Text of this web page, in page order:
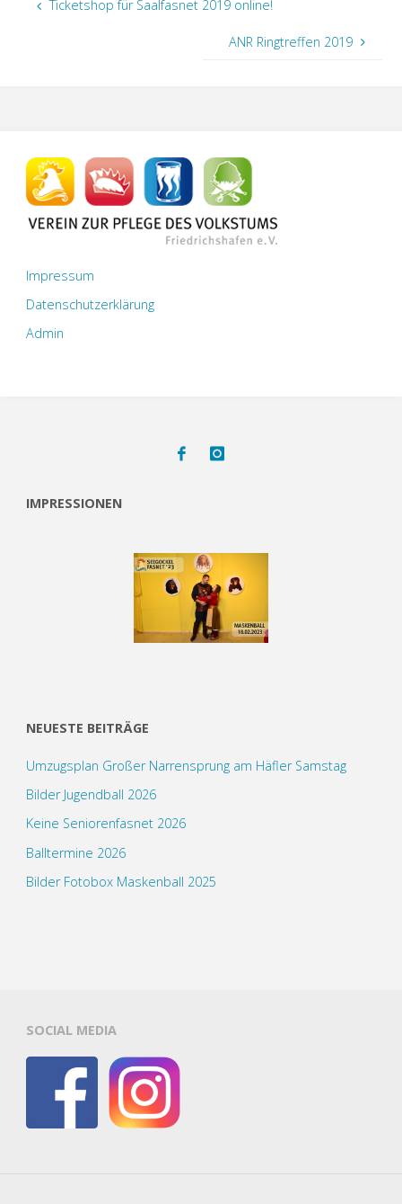
Ticketshop für Saalfasnet 2019 online!
ANR Ringtreffen 2019
Impressum
Datenschutzerklärung
Admin
IMPRESSIONEN
NEUESTE BEITRÄGE
Umzugsplan Großer Narrensprung am Häfler Samstag
Bilder Jugendball 2026
Keine Seniorenfasnet 2026
Balltermine 2026
Bilder Fotobox Maskenball 2025
SOCIAL MEDIA